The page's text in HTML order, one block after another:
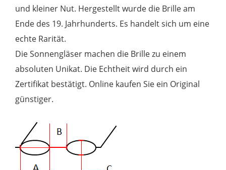
und kleiner Nut. Hergestellt wurde die Brille am
Ende des 19. Jahrhunderts. Es handelt sich um eine
echte Rarität.
Die Sonnengläser machen die Brille zu einem
absoluten Unikat. Die Echtheit wird durch ein
Zertifikat bestätigt. Online kaufen Sie ein Original
günstiger.